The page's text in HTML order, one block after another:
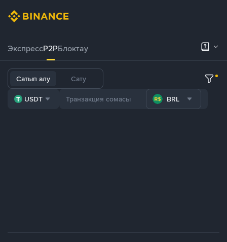
ЭкспрессP2PБлоктау
Сатып алу Сату
USDT BRL